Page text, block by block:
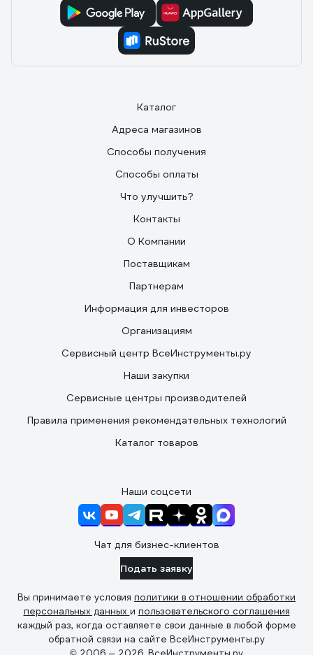
Каталог
Адреса магазинов
Способы получения
Способы оплаты
Что улучшить?
Контакты
О Компании
Поставщикам
Партнерам
Информация для инвесторов
Организациям
Сервисный центр ВсеИнструменты.ру
Наши закупки
Сервисные центры производителей
Правила применения рекомендательных технологий
Каталог товаров
Наши соцсети
Чат для бизнес-клиентов
Подать заявку
Вы принимаете условия политики в отношении обработки
персональных данных и пользовательского соглашения
каждый раз, когда оставляете свои данные в любой форме
обратной связи на сайте ВсеИнструменты.ру